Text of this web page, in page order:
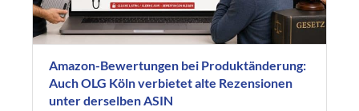
Amazon-Bewertungen bei Produktänderung:
Auch OLG Köln verbietet alte Rezensionen
unter derselben ASIN